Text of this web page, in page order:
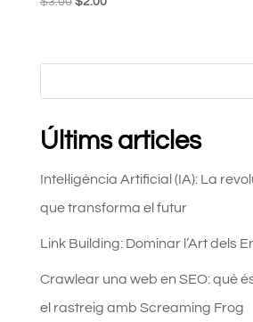
era:
es:
Últims articles
Intel·ligència Artificial (IA): La
que transforma el futur
Link Building: Dominar l’Art dels
Crawlear una web en SEO: què
el rastreig amb Screaming Frog